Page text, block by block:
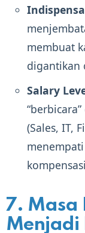
membuat
digantikan
Salary
(Sales, IT,
7. Masa
Menjadi